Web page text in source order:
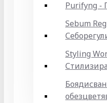
Purifyng -
Sebum
Styling